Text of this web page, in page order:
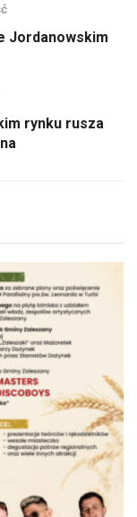
Jordanowskim
rynku rusza